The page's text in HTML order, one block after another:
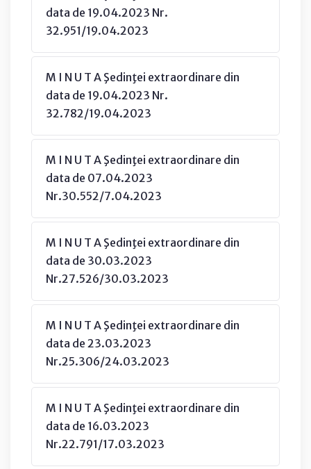
data de 19.04.2023 Nr.
32.951/19.04.2023
M I N U T A Şedinţei extraordinare din
data de 19.04.2023 Nr.
32.782/19.04.2023
M I N U T A Şedinţei extraordinare din
data de 07.04.2023
Nr.30.552/7.04.2023
M I N U T A Şedinţei extraordinare din
data de 30.03.2023
Nr.27.526/30.03.2023
M I N U T A Şedinţei extraordinare din
data de 23.03.2023
Nr.25.306/24.03.2023
M I N U T A Şedinţei extraordinare din
data de 16.03.2023
Nr.22.791/17.03.2023